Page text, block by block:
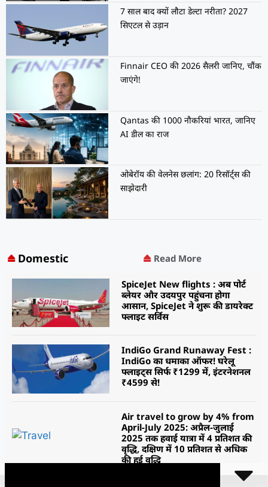
7 साल बाद क्यों लौटा डेल्टा नरीता? 2027
सिएटल से उड़ान
Finnair CEO की 2026 सैलरी जानिए, चौंक
जाएंगे!
Qantas की 1000 नौकरियां भारत, जानिए
AI डील का राज
ओबेरॉय की वेलनेस छलांग: 20 रिसॉर्ट्स की
साझेदारी
Domestic Read More
SpiceJet New flights : अब पोर्ट
ब्लेयर और उदयपुर पहुंचना होगा
आसान, SpiceJet ने शुरू की डायरेक्ट
फ्लाइट सर्विस
IndiGo Grand Runaway Fest :
IndiGo का धमाका ऑफर! घरेलू
फ्लाइट्स सिर्फ ₹1299 में, इंटरनेशनल
₹4599 से!
Air travel to grow by 4% from
April-July 2025: अप्रैल-जुलाई
2025 तक हवाई यात्रा में 4 प्रतिशत की
वृद्धि, दक्षिण में 10 प्रतिशत से अधिक
की हुई वृद्धि